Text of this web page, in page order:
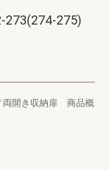
273(274-275)
両開き収納扉 商品概